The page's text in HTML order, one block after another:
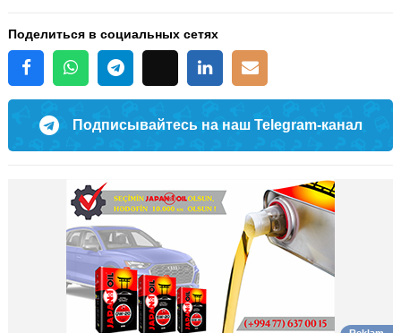
Поделиться в социальных сетях
Подписывайтесь на наш Telegram-канал